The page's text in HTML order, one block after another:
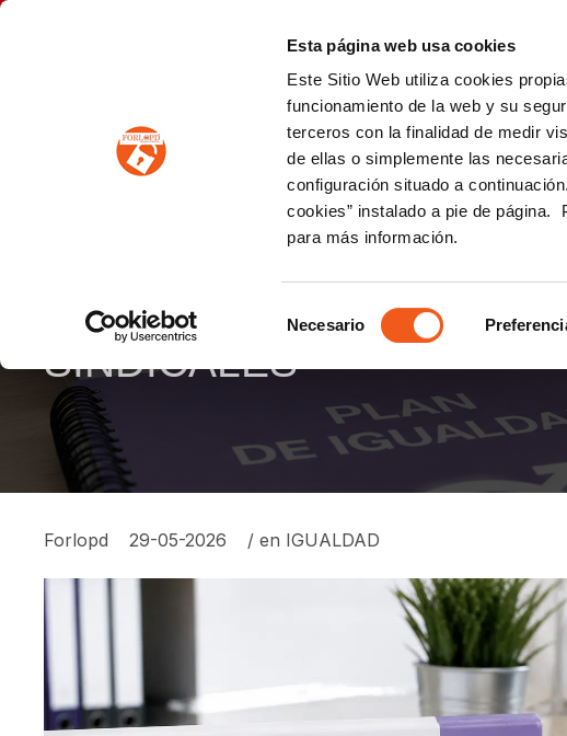
Esta página web usa cookies
Este Sitio Web utiliza cookies
funcionamiento de la web y su
terceros con la finalidad de medir
de ellas o simplemente las
configuración situado a
cookies” instalado a pie de página.
para más información.
de
Necesario
PROTECCION DE DATOS IGUALDAD
EL INSTITUTO DE LAS
IMPULSAR LOS PLANES
SINDICALES
Forlopd 29-05-2026 / en IGUALDAD